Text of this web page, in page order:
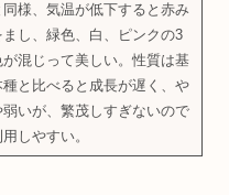
同様、気温が低下すると赤み
まし、緑色、白、ピンクの3
が混じって美しい。性質は基
種と比べると成長が遅く、や
弱いが、繁茂しすぎないので
用しやすい。